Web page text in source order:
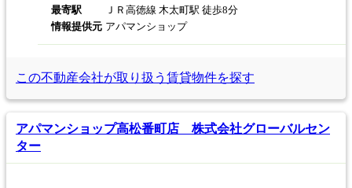
最寄駅
ＪＲ高徳線 木太町駅 徒歩8分
情報提供元 アパマンショップ
この不動産会社が取り扱う 賃貸物件を探す
アパマンショップ高松番町店 株式会社グローバルセン
ター